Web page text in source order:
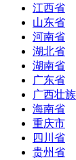
江西省
山东省
河南省
湖北省
湖南省
广东省
广西壮
海南省
重庆市
四川省
贵州省